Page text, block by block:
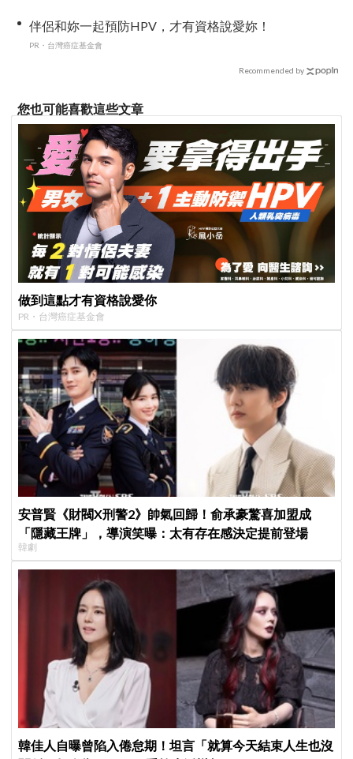
伴侶和妳一起預防HPV，才有資格說愛妳！
PR・台灣癌症基金會
Recommended by
您也可能喜歡這些文章
做到這點才有資格說愛你
PR・台灣癌症基金會
安普賢《財閥X刑警2》帥氣回歸！俞承豪驚喜加盟成
「隱藏王牌」，導演笑曝：太有存在感決定提前登場
韓劇
韓佳人自曝曾陷入倦怠期！坦言「就算今天結束人生也沒